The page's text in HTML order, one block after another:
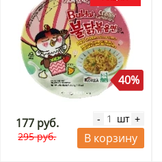
40%
177 руб.
295 руб.
- шт +
В корзину